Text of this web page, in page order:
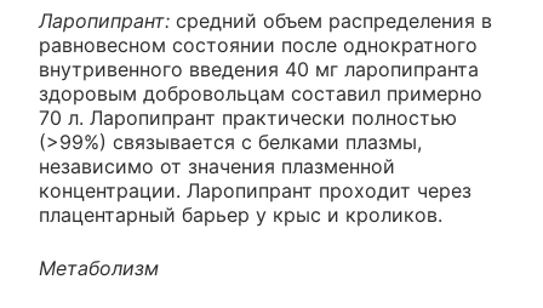
Ларопипрант: средний объем распределения в
равновесном состоянии после однократного
внутривенного введения 40 мг ларопипранта
здоровым добровольцам составил примерно
70 л. Ларопипрант практически полностью
(>99%) связывается с белками плазмы,
независимо от значения плазменной
концентрации. Ларопипрант проходит через
плацентарный барьер у крыс и кроликов.
Метаболизм